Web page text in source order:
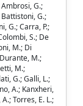
G.;
G.;
G.; Carra, P.;
S.; De
M.; Di
M.;
M.;
G.; Galli, L.;
A.; Kanxheri,
Torres, E. L.;